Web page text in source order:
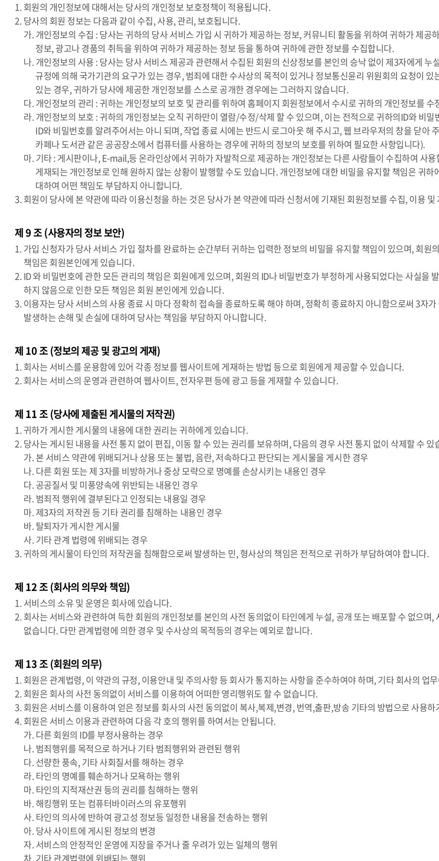
1. 회원의 개인정보에 대해서는 당사의 개인정보 보호정책이 적용됩니다.
2. 당사의 회원 정보는 다음과 같이 수집, 사용, 관리, 보호됩니다.
가. 개인정보의 수집 : 당사는 귀하의 당사 서비스 가입 시 귀하가 제공하는 정보, 커뮤니티 활동을 위하여 귀하가 제공
정보, 광고나 경품의 취득을 위하여 귀하가 제공하는 정보 등을 통하여 귀하에 관한 정보를 수집합니다.
나. 개인정보의 사용 : 당사는 당사 서비스 제공과 관련해서 수집된 회원의 신상정보를 본인의 승낙 없이 제3자에게
규정에 의해 국가기관의 요구가 있는 경우, 범죄에 대한 수사상의 목적이 있거나 정보통신윤리 위원회의 요청이
있는 경우, 귀하가 당사에 제공한 개인정보를 스스로 공개한 경우에는 그러하지 않습니다.
다. 개인정보의 관리 : 귀하는 개인정보의 보호 및 관리를 위하여 홈페이지 회원정보에서 수시로 귀하의 개인정보를
라. 개인정보의 보호 : 귀하의 개인정보는 오직 귀하만이 열람/수정/삭제 할 수 있으며, 이는 전적으로 귀하의ID와 비
ID와 비밀번호를 알려주어서는 아니 되며, 작업 종료 시에는 반드시 로그아웃 해 주시고, 웹 브라우저의 창을 닫아
카페나 도서관 같은 공공장소에서 컴퓨터를 사용하는 경우에 귀하의 정보의 보호를 위하여 필요한 사항입니다).
마. 기타 : 게시판이나, E-mail,등 온라인상에서 귀하가 자발적으로 제공하는 개인정보는 다른 사람들이 수집하여 사
게재되는 개인정보로 인해 원하지 않는 상황이 발행할 수도 있습니다. 개인정보에 대한 비밀을 유지할 책임은 귀
대하여 어떤 책임도 부담하지 아니합니다.
3. 회원이 당사에 본 약관에 따라 이용신청을 하는 것은 당사가 본 약관에 따라 신청서에 기재된 회원정보를 수집, 이용
제 9 조 (사용자의 정보 보안)
1. 가입 신청자가 당사 서비스 가입 절차를 완료하는 순간부터 귀하는 입력한 정보의 비밀을 유지할 책임이 있으며, 회원
책임은 회원본인에게 있습니다.
2. ID 와 비밀번호에 관한 모든 관리의 책임은 회원에게 있으며, 회원의 ID나 비밀번호가 부정하게 사용되었다는 사실을
하지 않음으로 인한 모든 책임은 회원 본인에게 있습니다.
3. 이용자는 당사 서비스의 사용 종료 시 마다 정확히 접속을 종료하도록 해야 하며, 정확히 종료하지 아니함으로써 3자
발생하는 손해 및 손실에 대하여 당사는 책임을 부담하지 아니합니다.
제 10 조 (정보의 제공 및 광고의 게재)
1. 회사는 서비스를 운용함에 있어 각종 정보를 웹사이트에 게재하는 방법 등으로 회원에게 제공할 수 있습니다.
2. 회사는 서비스의 운영과 관련하여 웹사이트, 전자우편 등에 광고 등을 게재할 수 있습니다.
제 11 조 (당사에 제출된 게시물의 저작권)
1. 귀하가 게시한 게시물의 내용에 대한 권리는 귀하에게 있습니다.
2. 당사는 게시된 내용을 사전 통지 없이 편집, 이동 할 수 있는 권리를 보유하며, 다음의 경우 사전 통지 없이 삭제할 수 있
가. 본 서비스 약관에 위배되거나 상용 또는 불법, 음란, 저속하다고 판단되는 게시물을 게시한 경우
나. 다른 회원 또는 제 3자를 비방하거나 중상 모략으로 명예를 손상시키는 내용인 경우
다. 공공질서 및 미풍양속에 위반되는 내용인 경우
라. 범죄적 행위에 결부된다고 인정되는 내용일 경우
마. 제3자의 저작권 등 기타 권리를 침해하는 내용인 경우
바. 탈퇴자가 게시한 게시물
사. 기타 관계 법령에 위배되는 경우
3. 귀하의 게시물이 타인의 저작권을 침해함으로써 발생하는 민, 형사상의 책임은 전적으로 귀하가 부담하여야 합니다.
제 12 조 (회사의 의무와 책임)
1. 서비스의 소유 및 운영은 회사에 있습니다.
2. 회사는 서비스와 관련하여 득한 회원의 개인정보를 본인의 사전 동의없이 타인에게 누설, 공개 또는 배포할 수 없으며
없습니다. 다만 관계법령에 의한 경우 및 수사상의 목적등의 경우는 예외로 합니다.
제 13 조 (회원의 의무)
1. 회원은 관계법령, 이 약관의 규정, 이용안내 및 주의사항 등 회사가 통지하는 사항을 준수하여야 하며, 기타 회사의 업
2. 회원은 회사의 사전 동의없이 서비스를 이용하여 어떠한 영리행위도 할 수 없습니다.
3. 회원은 서비스를 이용하여 얻은 정보를 회사의 사전 동의없이 복사,복제,변경, 번역,출판,방송 기타의 방법으로 사용
4. 회원은 서비스 이용과 관련하여 다음 각 호의 행위를 하여서는 안됩니다.
가. 다른 회원의 ID를 부정사용하는 경우
나. 범죄행위를 목적으로 하거나 기타 범죄행위와 관련된 행위
다. 선량한 풍속, 기타 사회질서를 해하는 경우
라. 타인의 명예를 훼손하거나 모욕하는 행위
마. 타인의 지적재산권 등의 권리를 침해하는 행위
바. 해킹행위 또는 컴퓨터바이러스의 유포행위
사. 타인의 의사에 반하여 광고성 정보등 일정한 내용을 전송하는 행위
아. 당사 사이트에 게시된 정보의 변경
자. 서비스의 안정적인 운영에 지장을 주거나 줄 우려가 있는 일체의 행위
차. 기타 관계법령에 위배되는 행위